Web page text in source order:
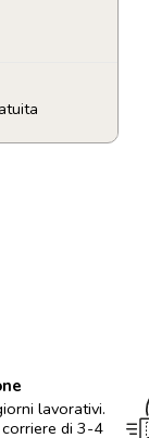
lavorativi.
di 3-4